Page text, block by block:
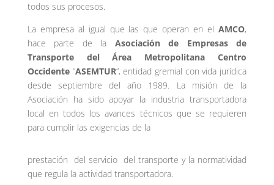
todos sus procesos.
La empresa al igual que las que operan en elAMCO,
hace parte de la Asociación de Empresas de
Transporte del Área Metropolitana Centro
Occidente“ASEMTUR”, entidad gremial con vida jurídica
desde septiembre del año 1989. La misión de la
Asociación ha sido apoyar la industria transportadora
local en todos los avances técnicos que se requieren
para cumplir las exigencias de la
prestación del servicio del transporte y la normatividad
que regula la actividad transportadora.